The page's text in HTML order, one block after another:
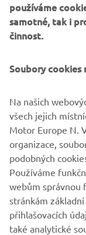
používáme
samotné, tak i
činnost.
Soubory cookies
Na našich
všech jejich
Motor Europe N.
organizace,
podobných
Používáme
webům správnou
stránkám
přihlašovacích
také analytické